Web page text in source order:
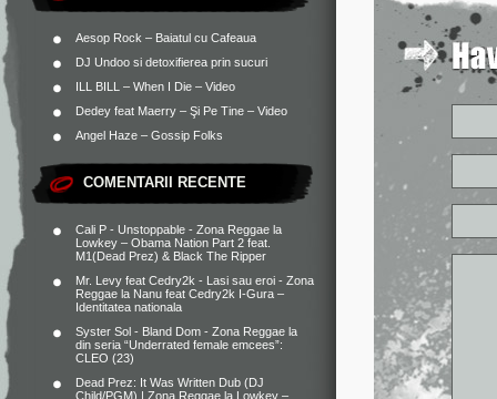
Aesop Rock – Baiatul cu Cafeaua
DJ Undoo si detoxifierea prin sucuri
ILL BILL – When I Die – Video
Dedey feat Maerry – Şi Pe Tine – Video
Angel Haze – Gossip Folks
COMENTARII RECENTE
Cali P - Unstoppable - Zona Reggae la
Lowkey – Obama Nation Part 2 feat.
M1(Dead Prez) & Black The Ripper
Mr. Levy feat Cedry2k - Lasi sau eroi - Zona
Reggae la Nanu feat Cedry2k I-Gura –
Identitatea nationala
Syster Sol - Bland Dom - Zona Reggae la
din seria “Underrated female emcees”:
CLEO (23)
Dead Prez: It Was Written Dub (DJ
Child/PGM) | Zona Reggae la Lowkey –